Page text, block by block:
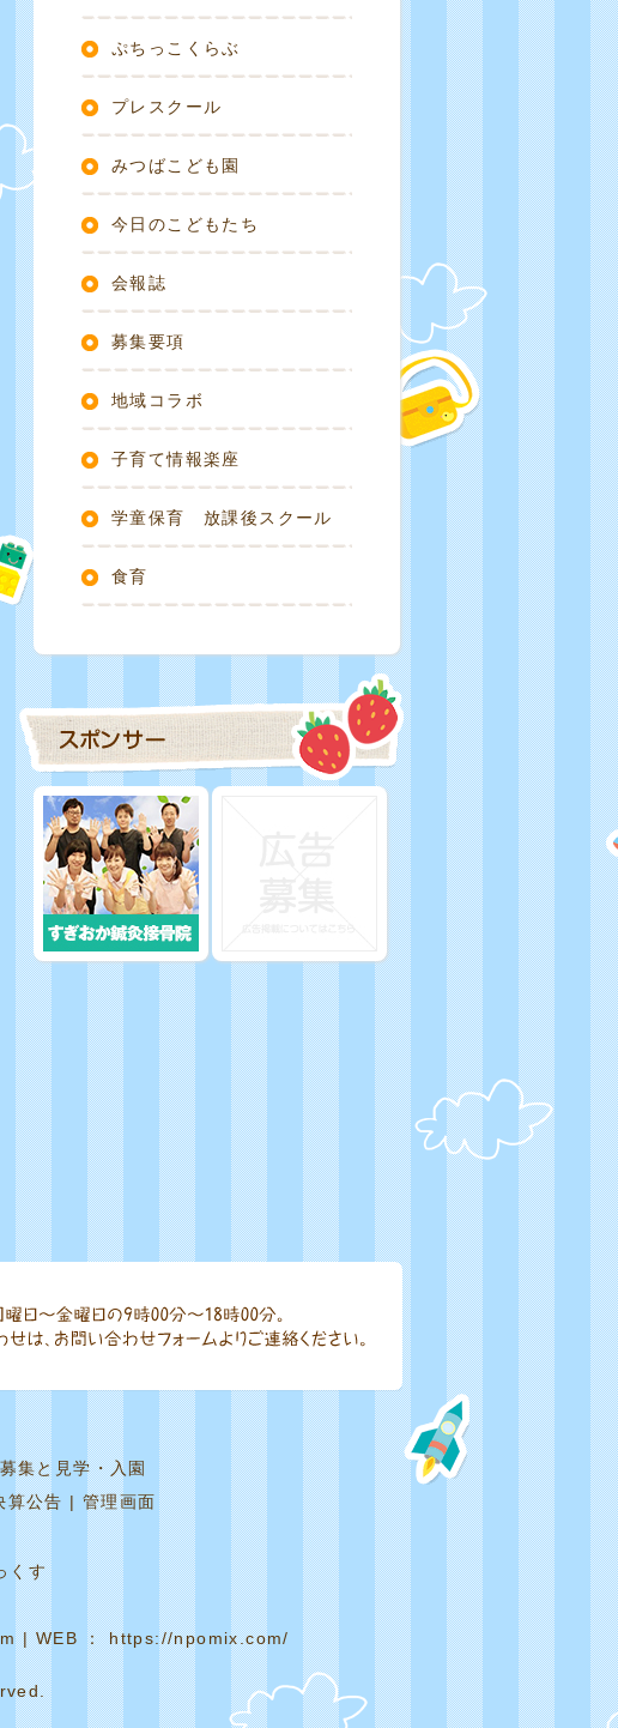
ぷちっこくらぶ
プレスクール
みつばこども園
今日のこどもたち
会報誌
募集要項
地域コラボ
子育て情報楽座
学童保育 放課後スクール
食育
集と見学・入園
算公告 | 管理画面
くす
| WEB ： https://npomix.com/